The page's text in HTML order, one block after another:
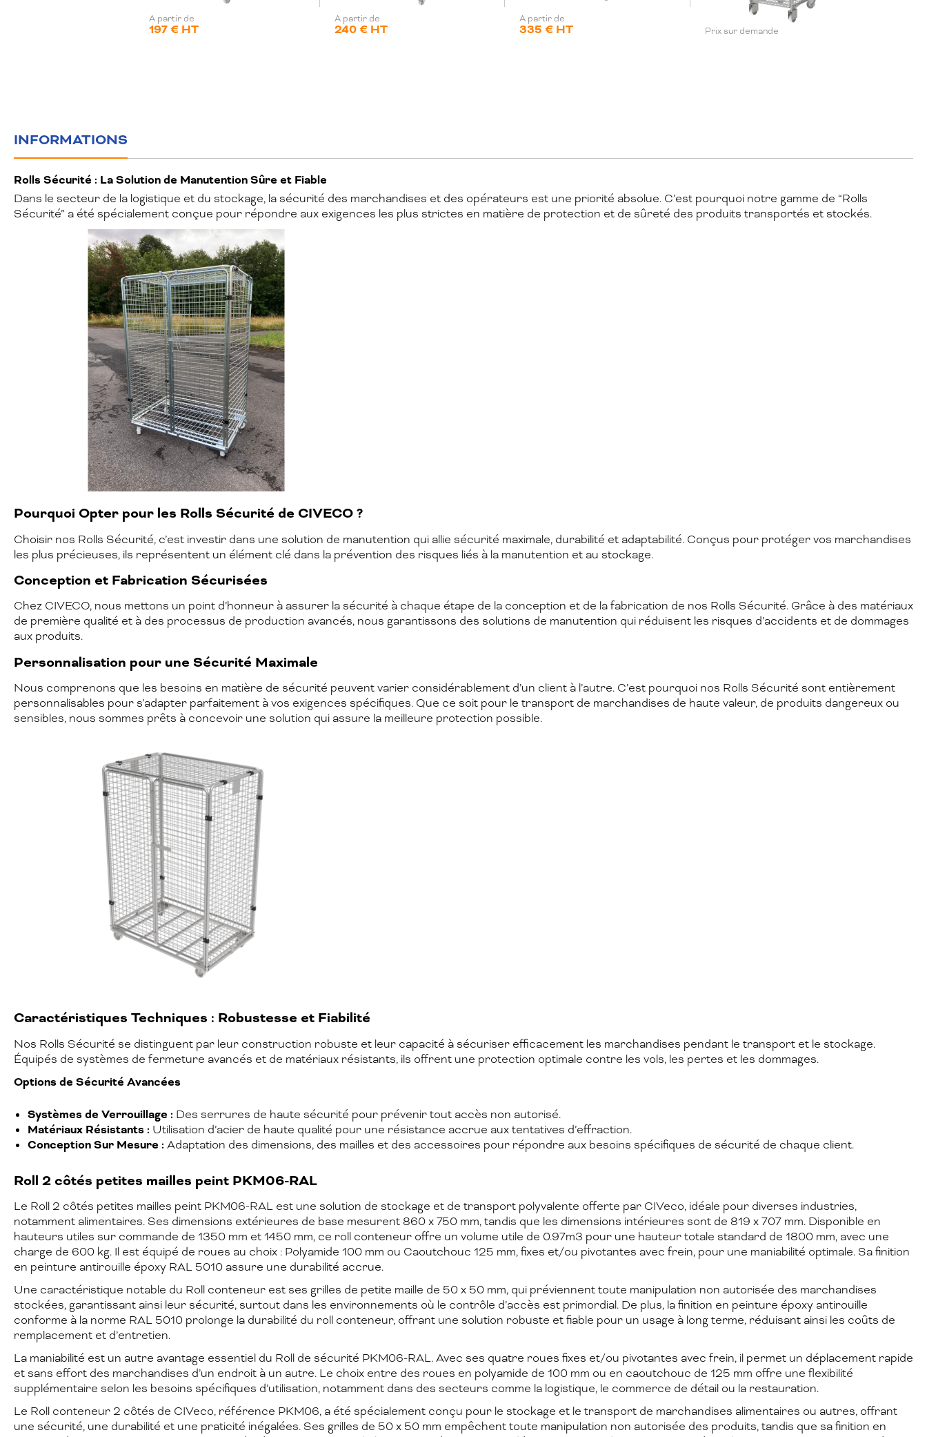
A partir de
197 € HT
A partir de
240 € HT
A partir de
335 € HT Prix sur demande
INFORMATIONS
Rolls Sécurité : La Solution de Manutention Sûre et Fiable
Dans le secteur de la logistique et du stockage, la sécurité des marchandises et des opérateurs est une priorité absolue. C’est pourquoi notre gamme de “Rolls
Sécurité” a été spécialement conçue pour répondre aux exigences les plus strictes en matière de protection et de sûreté des produits transportés et stockés.
Pourquoi Opter pour les Rolls Sécurité de CIVECO ?
Choisir nos Rolls Sécurité, c’est investir dans une solution de manutention qui allie sécurité maximale, durabilité et adaptabilité. Conçus pour protéger vos marchandises
les plus précieuses, ils représentent un élément clé dans la prévention des risques liés à la manutention et au stockage.
Conception et Fabrication Sécurisées
Chez CIVECO, nous mettons un point d’honneur à assurer la sécurité à chaque étape de la conception et de la fabrication de nos Rolls Sécurité. Grâce à des matériaux
de première qualité et à des processus de production avancés, nous garantissons des solutions de manutention qui réduisent les risques d’accidents et de dommages
aux produits.
Personnalisation pour une Sécurité Maximale
Nous comprenons que les besoins en matière de sécurité peuvent varier considérablement d’un client à l’autre. C’est pourquoi nos Rolls Sécurité sont entièrement
personnalisables pour s’adapter parfaitement à vos exigences spécifiques. Que ce soit pour le transport de marchandises de haute valeur, de produits dangereux ou
sensibles, nous sommes prêts à concevoir une solution qui assure la meilleure protection possible.
Caractéristiques Techniques : Robustesse et Fiabilité
Nos Rolls Sécurité se distinguent par leur construction robuste et leur capacité à sécuriser efficacement les marchandises pendant le transport et le stockage.
Équipés de systèmes de fermeture avancés et de matériaux résistants, ils offrent une protection optimale contre les vols, les pertes et les dommages.
Options de Sécurité Avancées
Systèmes de Verrouillage : Des serrures de haute sécurité pour prévenir tout accès non autorisé.
Matériaux Résistants : Utilisation d’acier de haute qualité pour une résistance accrue aux tentatives d’effraction.
Conception Sur Mesure : Adaptation des dimensions, des mailles et des accessoires pour répondre aux besoins spécifiques de sécurité de chaque client.
Roll 2 côtés petites mailles peint PKM06-RAL
Le Roll 2 côtés petites mailles peint PKM06-RAL est une solution de stockage et de transport polyvalente offerte par CIVeco, idéale pour diverses industries,
notamment alimentaires. Ses dimensions extérieures de base mesurent 860 x 750 mm, tandis que les dimensions intérieures sont de 819 x 707 mm. Disponible en
hauteurs utiles sur commande de 1350 mm et 1450 mm, ce roll conteneur offre un volume utile de 0.97m3 pour une hauteur totale standard de 1800 mm, avec une
charge de 600 kg. Il est équipé de roues au choix : Polyamide 100 mm ou Caoutchouc 125 mm, fixes et/ou pivotantes avec frein, pour une maniabilité optimale. Sa finition
en peinture antirouille époxy RAL 5010 assure une durabilité accrue.
Une caractéristique notable du Roll conteneur est ses grilles de petite maille de 50 x 50 mm, qui préviennent toute manipulation non autorisée des marchandises
stockées, garantissant ainsi leur sécurité, surtout dans les environnements où le contrôle d’accès est primordial. De plus, la finition en peinture époxy antirouille
conforme à la norme RAL 5010 prolonge la durabilité du roll conteneur, offrant une solution robuste et fiable pour un usage à long terme, réduisant ainsi les coûts de
remplacement et d’entretien.
La maniabilité est un autre avantage essentiel du Roll de sécurité PKM06-RAL. Avec ses quatre roues fixes et/ou pivotantes avec frein, il permet un déplacement rapide
et sans effort des marchandises d’un endroit à un autre. Le choix entre des roues en polyamide de 100 mm ou en caoutchouc de 125 mm offre une flexibilité
supplémentaire selon les besoins spécifiques d’utilisation, notamment dans des secteurs comme la logistique, le commerce de détail ou la restauration.
Le Roll conteneur 2 côtés de CIVeco, référence PKM06, a été spécialement conçu pour le stockage et le transport de marchandises alimentaires ou autres, offrant
une sécurité, une durabilité et une praticité inégalées. Ses grilles de 50 x 50 mm empêchent toute manipulation non autorisée des produits, tandis que sa finition en